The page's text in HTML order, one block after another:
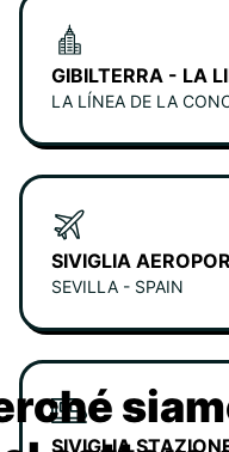
GIBILTERRA - LA
LA LÍNEA DE LA
SIVIGLIA
SEVILLA - SPAIN
SIVIGLIA